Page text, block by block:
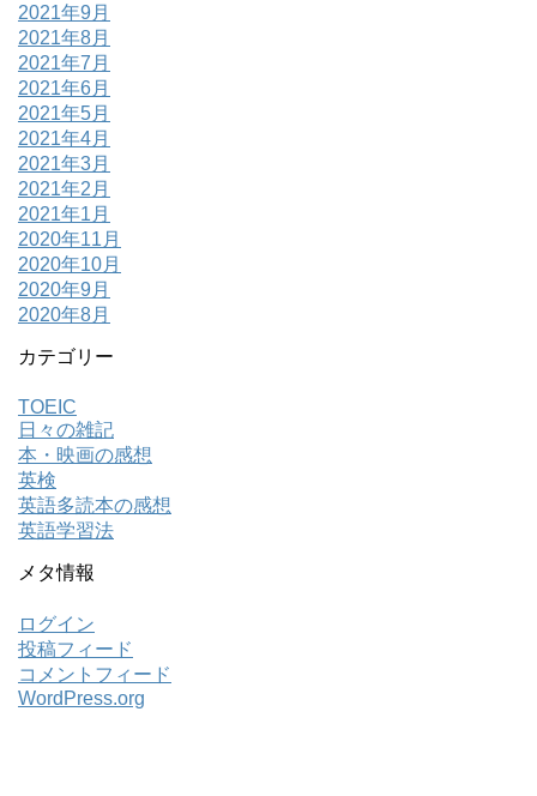
2021年9月
2021年8月
2021年7月
2021年6月
2021年5月
2021年4月
2021年3月
2021年2月
2021年1月
2020年11月
2020年10月
2020年9月
2020年8月
カテゴリー
TOEIC
日々の雑記
本・映画の感想
英検
英語多読本の感想
英語学習法
メタ情報
ログイン
投稿フィード
コメントフィード
WordPress.org